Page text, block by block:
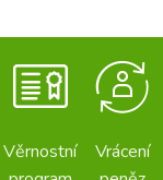
Věrnostní
Vrácení